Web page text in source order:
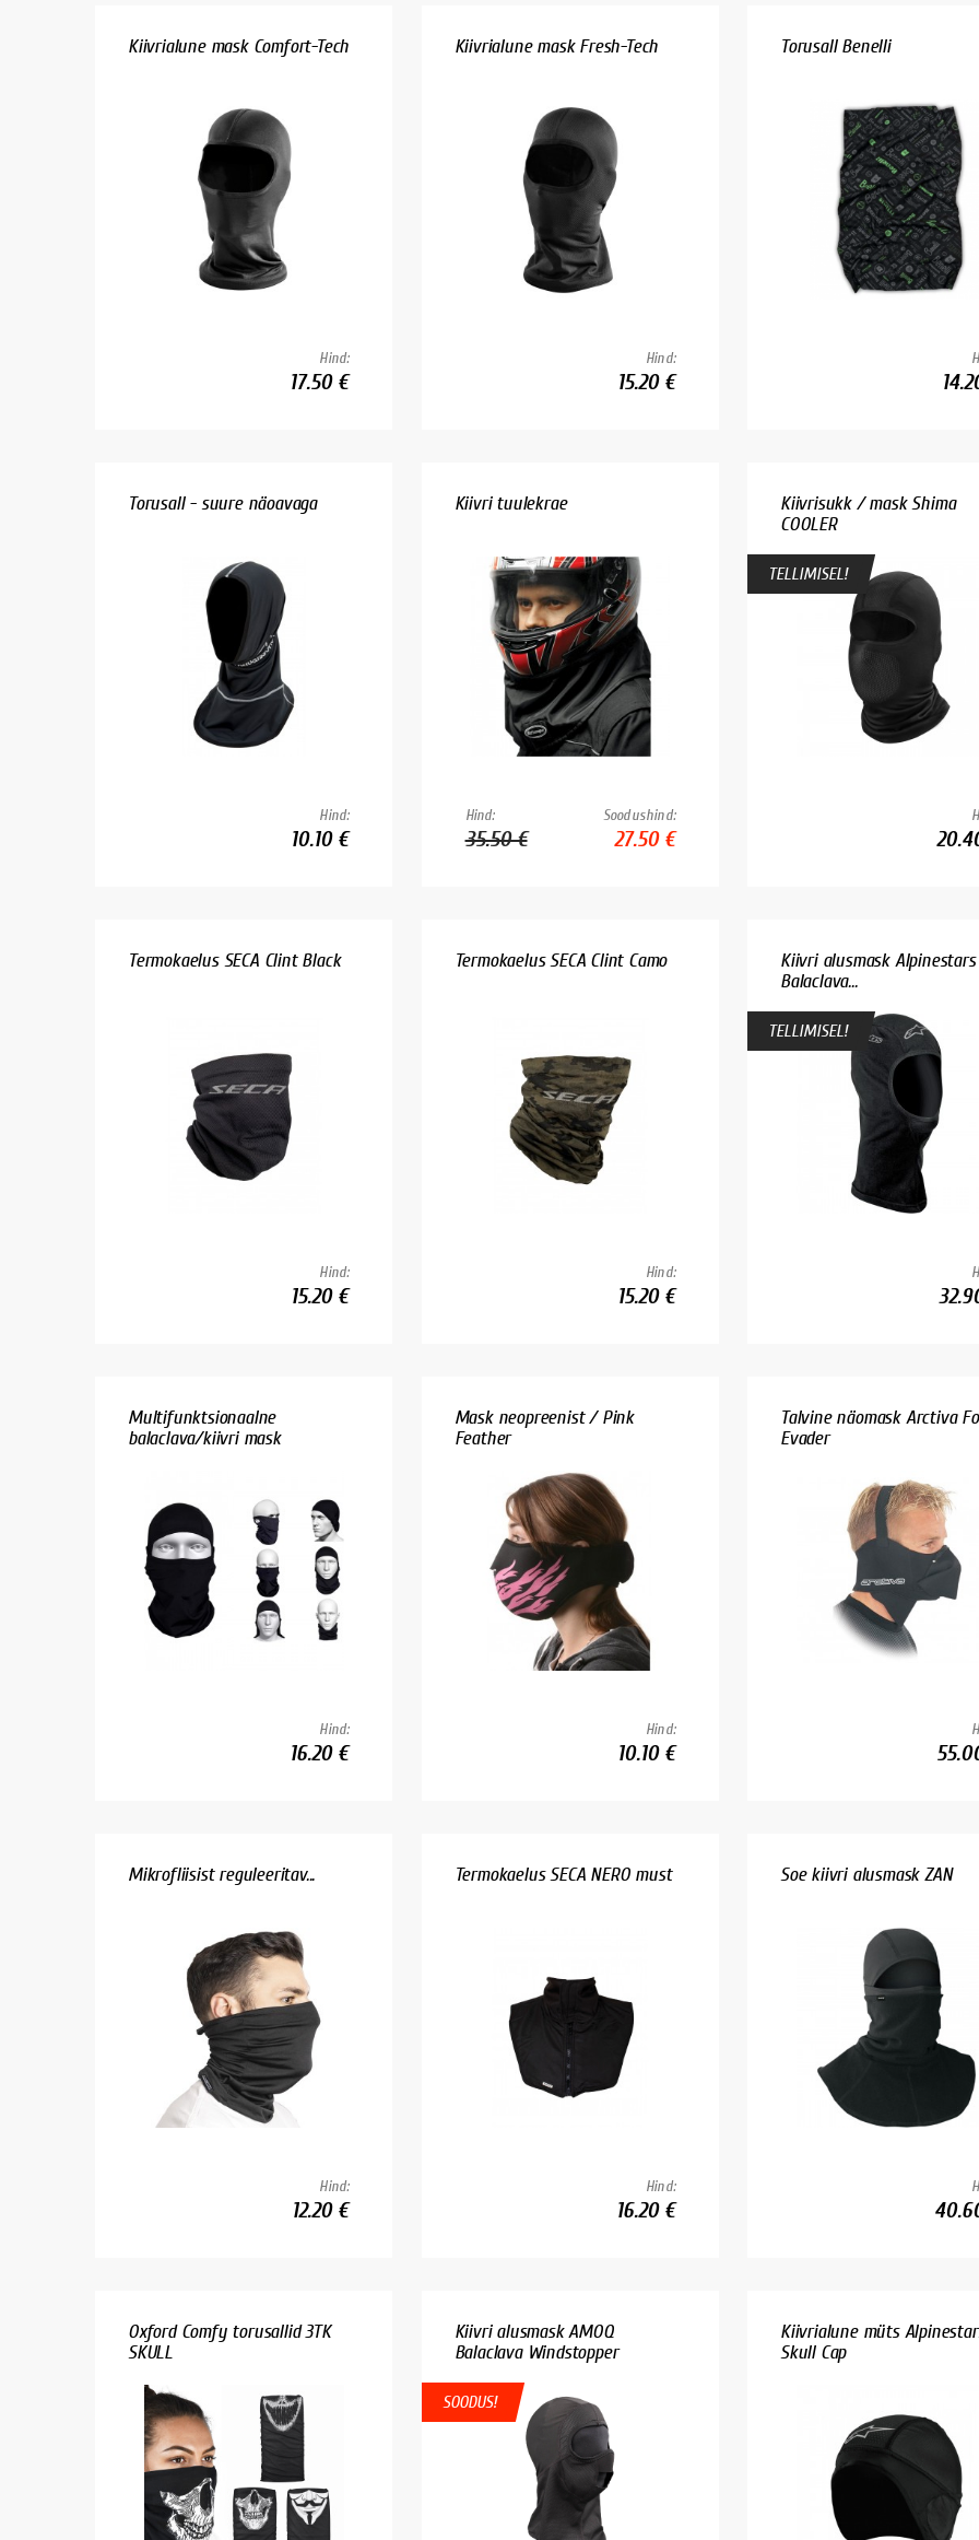
Kiivrialune mask Comfort-Tech
Hind:
17.50 €
Kiivrialune mask Fresh-Tech
Hind:
15.20 €
Torusall Benelli
Torusall - suure näoavaga
Hind:
10.10 €
Kiivri tuulekrae
Hind:
35.50 €
Soodushind:
27.50 €
Kiivrisukk / mask Shima
COOLER
TELLIMISEL!
Termokaelus SECA Clint Black
Hind:
15.20 €
Termokaelus SECA Clint Camo
Hind:
15.20 €
Kiivri alusmask Alpinestars
Balaclava...
TELLIMISEL!
Multifunktsionaalne
balaclava/kiivri mask
Hind:
16.20 €
Mask neopreenist / Pink
Feather
Hind:
10.10 €
Talvine näomask Arctiva
Evader
Mikrofliisist reguleeritav...
Hind:
12.20 €
Termokaelus SECA NERO must
Hind:
16.20 €
Soe kiivri alusmask ZAN
Oxford Comfy torusallid 3TK
SKULL
Kiivri alusmask AMOQ
Balaclava Windstopper
SOODUS!
Kiivrialune müts
Skull Cap